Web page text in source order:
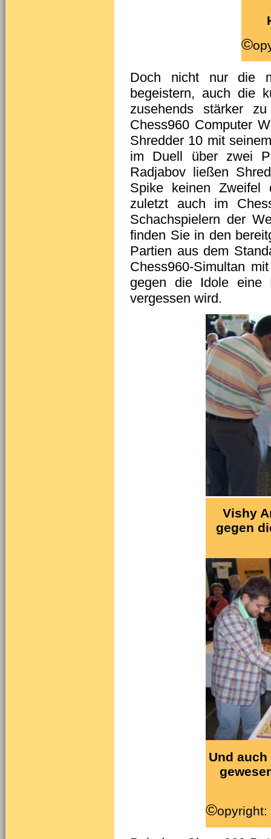
©
Doch nicht nur die
begeistern, auch die
zusehends stärker
Chess960 Computer
Shredder 10 mit
im Duell über zwei
Radjabov ließen
Spike keinen Zweifel
zuletzt auch im
Schachspielern der
finden Sie in den
Partien aus dem
Chess960-Simultan
gegen die Idole eine
vergessen wird.
Vishy
gegen
Und
©opyright: